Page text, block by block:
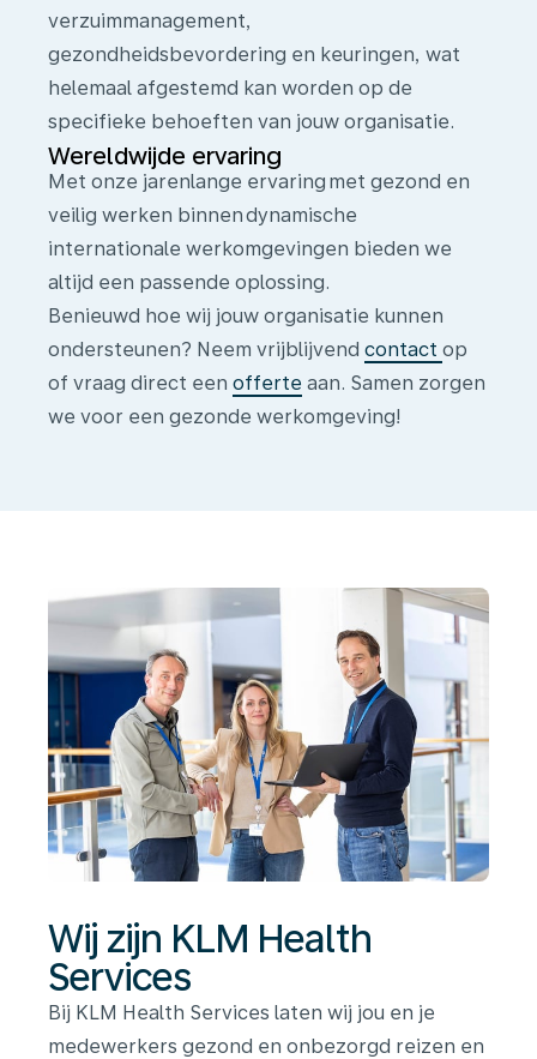
verzuimmanagement,
gezondheidsbevordering en keuringen, wat
helemaal afgestemd kan worden op de
specifieke behoeften van jouw organisatie.
Wereldwijde ervaring
Met onze jarenlange ervaring met gezond en
veilig werken binnen dynamische
internationale werkomgevingen bieden we
altijd een passende oplossing.
Benieuwd hoe wij jouw organisatie kunnen
ondersteunen? Neem vrijblijvend contact op
of vraag direct een offerte aan. Samen zorgen
we voor een gezonde werkomgeving!
Wij
Wij zijn KLM Health
Services
Bij KLM Health Services laten wij jou en je
medewerkers gezond en onbezorgd reizen en